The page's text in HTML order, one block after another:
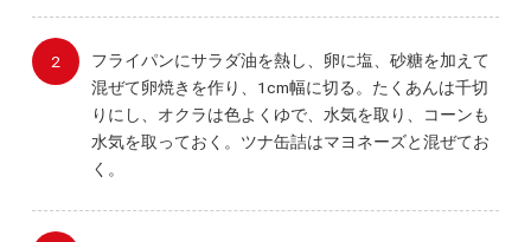
フライパンにサラダ油を熱し、卵に塩、砂糖を加えて
混ぜて卵焼きを作り、1cm幅に切る。たくあんは千切
りにし、オクラは色よくゆで、水気を取り、コーンも
水気を取っておく。ツナ缶詰はマヨネーズと混ぜてお
く。